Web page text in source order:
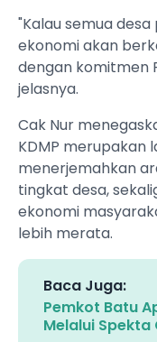
‎"Kalau semua
ekonomi akan
dengan komitmen
jelasnya.
‎Cak Nur
KDMP merupakan
menerjemahkan
tingkat desa,
ekonomi
lebih merata.
Baca Juga:
Pemkot Batu
Melalui Spekta